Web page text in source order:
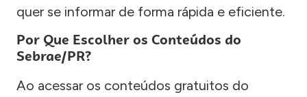
quer se informar de forma rápida e eficiente.
Por Que Escolher os Conteúdos do
Sebrae/PR?
Ao acessar os conteúdos gratuitos do